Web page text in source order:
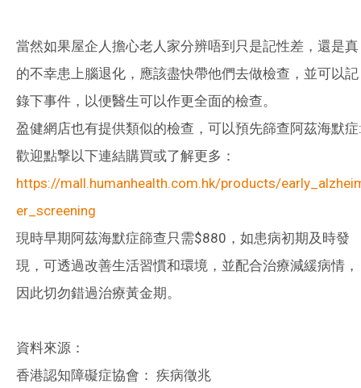
當然如果屋企人擔心老人家分辨唔到只是記性差，還是真
的不幸患上腦退化，應該盡快帶他們去做檢查，並可以記
錄下事件，以便醫生可以作更全面的檢查。
盈健網店也有提供類似的檢查，可以預先篩查阿茲海默症:
歡迎點撃以下連結購買或了解更多：
https://mall.humanhealth.com.hk/products/
er_screening
現時早期阿茲海默症篩查只需$880，如患病初期及時發
現，可透過改善生活習慣和環境，並配合治療減緩病情，
因此切勿錯過治療黃金期。
資料來源：
香港認知障礙症協會： 疾病徵兆